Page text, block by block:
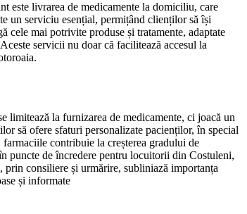
este livrarea de medicamente la domiciliu, care
un serviciu esențial, permițând clienților să își
cele mai potrivite produse și tratamente, adaptate
servicii nu doar că facilitează accesul la
limitează la furnizarea de medicamente, ci joacă un
să ofere sfaturi personalizate pacienților, în special
contribuie la creșterea gradului de
puncte de încredere pentru locuitorii din Costuleni,
consiliere și urmărire, subliniază importanța
și informate